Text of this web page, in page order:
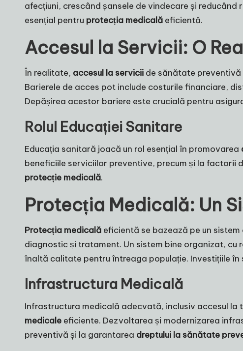
afecțiuni, crescând șansele de vindecare și
esențial pentru protecția medicală eficientă.
Accesul la Servicii: O
În realitate, accesul la servicii de sănătate
Barierele de acces pot include costurile financiare,
Depășirea acestor bariere este crucială pentru
Rolul Educației Sanitare
Educația sanitară joacă un rol esențial în promovarea
beneficiile serviciilor preventive, precum și la factorii
protecție medicală.
Protecția Medicală: Un
Protecția medicală eficientă se bazează pe un
diagnostic și tratament. Un sistem bine organizat,
înaltă calitate pentru întreaga populație. Investițiile
Infrastructura Medicală
Infrastructura medicală adecvată, inclusiv accesul
medicale eficiente. Dezvoltarea și modernizarea
preventivă și la garantarea dreptului la sănătate